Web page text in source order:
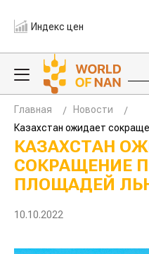
Индекс цен
Главная
Новости
Казахстан ожидает
КАЗАХСТАН
СОКРАЩЕНИЕ
ПЛОЩАДЕЙ
10.10.2022